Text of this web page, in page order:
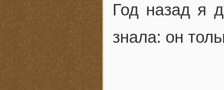
Год назад я
знала: он